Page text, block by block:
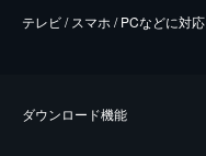
テレビ / スマホ / PCなどに対応
ダウンロード機能